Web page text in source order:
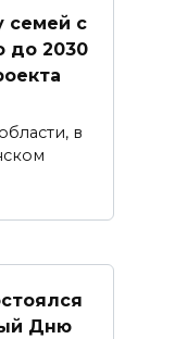
семей с
до 2030
в
Дню